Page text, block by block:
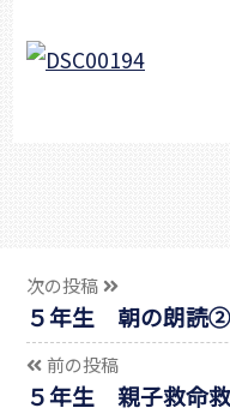
次の投稿
５年生 朝の朗読➁
前の投稿
５年生 親子救命